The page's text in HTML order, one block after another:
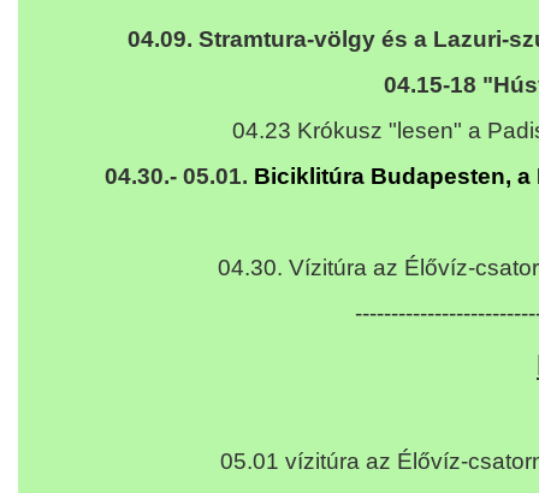
04.09. Stramtura-völgy és a Lazuri-
04.15-18
04.23 Krókusz "lesen" a
04.30.- 05.01. Biciklitúra Budapesten,
04.30. Vízitúra az Élővíz-
05.01 vízitúra az Élővíz-